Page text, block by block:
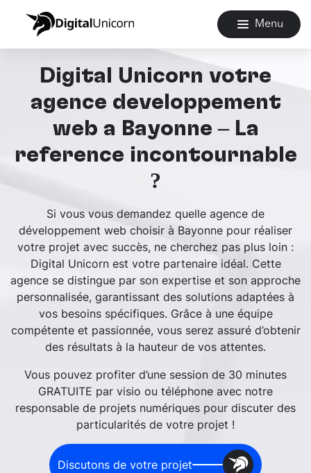
Menu
Digital Unicorn votre
agence développement
web à Bayonne – La
référence incontournable
?
Si vous vous demandez quelle agence de
développement web choisir à Bayonne pour réaliser
votre projet avec succès, ne cherchez pas plus loin :
Digital Unicorn est votre partenaire idéal. Cette
agence se distingue par son expertise et son approche
personnalisée, garantissant des solutions adaptées à
vos besoins spécifiques. Grâce à une équipe
compétente et passionnée, vous serez assuré d’obtenir
des résultats à la hauteur de vos attentes.
Vous pouvez profiter d’une session de 30 minutes
GRATUITE par visio ou téléphone avec notre
responsable de projets numériques pour discuter des
particularités de votre projet !
Discutons de votre projet